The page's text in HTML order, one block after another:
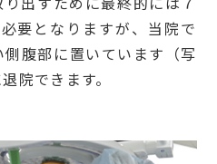
要となりますが、当院で
腹部に置いています（写
院できます。